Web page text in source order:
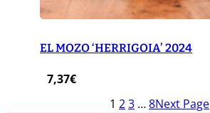
EL MOZO ‘HERRIGOIA’ 2024
7,37€
1 23 …8Next Page